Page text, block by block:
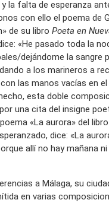
la falta de esperanza
con ello el poema de
de su libro Poeta en
«He pasado toda la
dejándome la sangre
a los marineros a
las manos vacías en
esta doble
una cita del insigne
«La aurora» del
dice: «La
allí no hay mañana
a Málaga, su
en varias